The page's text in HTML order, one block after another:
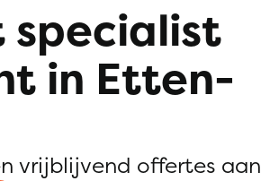
specialist
in Etten-
vrijblijvend offertes aan